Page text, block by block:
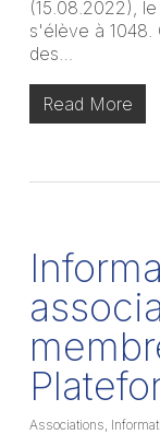
(15.08.2022),
s'élève à 1048.
des…
Read More
Associations,